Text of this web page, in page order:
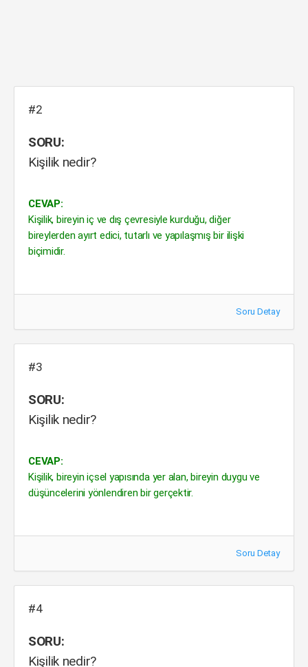
#2
SORU:
Kişilik nedir?
CEVAP:
Kişilik, bireyin iç ve dış çevresiyle kurduğu, diğer
bireylerden ayırt edici, tutarlı ve yapılaşmış bir ilişki
biçimidir.
Soru Detay
#3
SORU:
Kişilik nedir?
CEVAP:
Kişilik, bireyin içsel yapısında yer alan, bireyin duygu ve
düşüncelerini yönlendiren bir gerçektir.
Soru Detay
#4
SORU:
Kişilik nedir?